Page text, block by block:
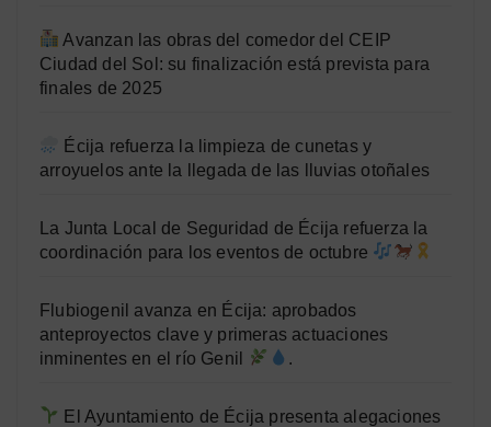
Avanzan las obras del comedor del CEIP
Ciudad del Sol: su finalización está prevista para
finales de 2025
Écija refuerza la limpieza de cunetas y
arroyuelos ante la llegada de las lluvias otoñales
La Junta Local de Seguridad de Écija refuerza la
coordinación para los eventos de octubre
Flubiogenil avanza en Écija: aprobados
anteproyectos clave y primeras actuaciones
inminentes en el río Genil
.
El Ayuntamiento de Écija presenta alegaciones